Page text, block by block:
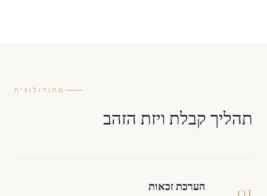
מתודולוגיה
תהליך קבלת ויזת הזהב
הערכת זכאות